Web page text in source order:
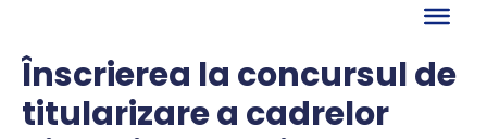
contentÎnscrierea la concursul de
titularizare a cadrelor